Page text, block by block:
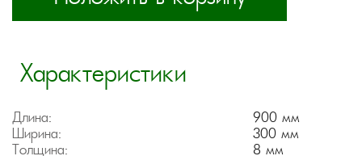
Характеристики
Длина:
900 мм
Ширина:
300 мм
Толщина:
8 мм